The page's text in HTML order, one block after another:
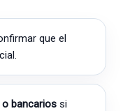
que el
bancarios si